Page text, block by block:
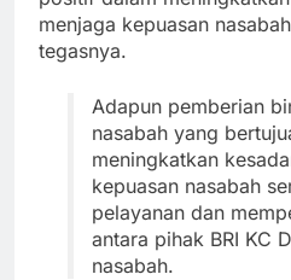
menjaga kepuasan
tegasnya.
Adapun pemberian
nasabah yang
meningkatkan
kepuasan nasabah
pelayanan dan
antara pihak BRI KC
nasabah.